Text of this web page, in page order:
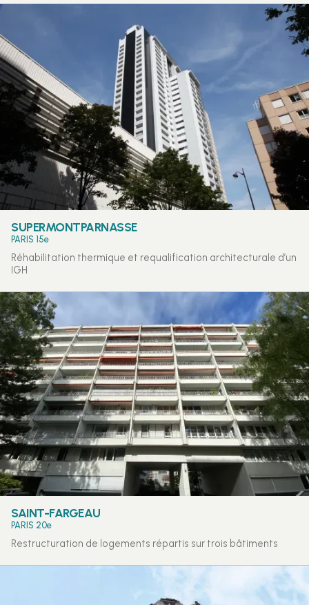
SUPERMONTPARNASSE
PARIS 15e
Réhabilitation thermique et requalification architecturale d’un
IGH
SAINT-FARGEAU
PARIS 20e
Restructuration de logements répartis sur trois bâtiments